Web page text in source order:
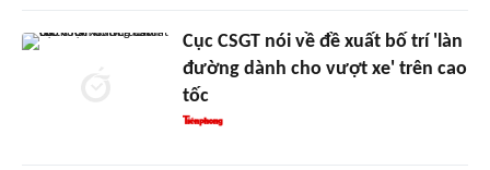
Cục CSGT nói về đề xuất bố trí 'làn
đường dành cho vượt xe' trên cao
tốc